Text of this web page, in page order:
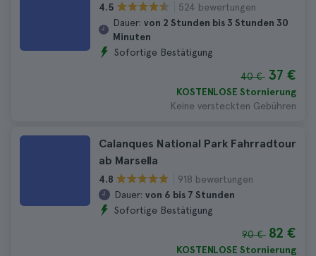
4.5
524 bewertungen
Dauer: von 2 Stunden bis 3 Stunden 30
Minuten
Sofortige Bestätigung
40 € 37 €
KOSTENLOSE Stornierung
Keine versteckten Gebühren
Calanques National Park Fahrradtour
ab Marsella
4.8
918 bewertungen
Dauer: von 6 bis 7 Stunden
Sofortige Bestätigung
90 € 82 €
KOSTENLOSE Stornierung